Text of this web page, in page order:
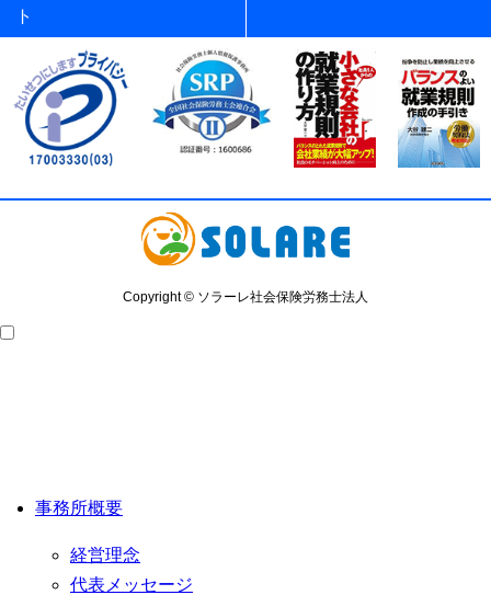
ト
Copyright © ソラーレ社会保険労務士法人
事務所概要
経営理念
代表メッセージ